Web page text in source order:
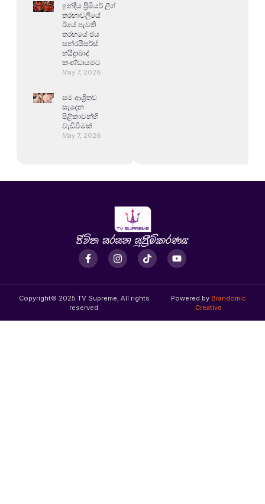
ඉන්දීය ප්‍රිමියර් ලීග්
තරඟාවලියේ
ඊයේ පැවති
තරඟයේ ජය
සන්රයිසර්ස්
හයිද්‍රාබාද්
කණ්ඩායමට
May 7, 2026
සම ආශ්‍රිතව
සෑදෙන
පිළිකාවන්හි
වැඩිවීමක්
May 7, 2026
Copyright© 2025 TV Supreme, All rights
reserved.
Powered by Brandomic
Creative